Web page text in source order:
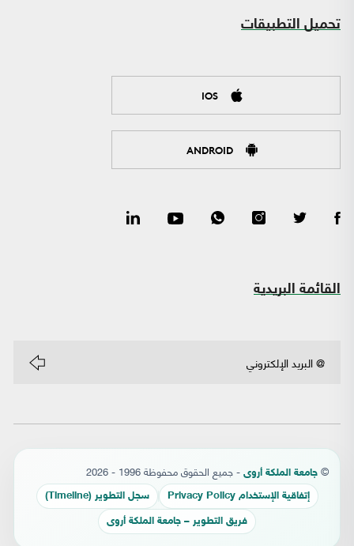
تحميل التطبيقات
IOS
ANDROID
القائمة البريدية
© جامعة الملكة أروى - جميع الحقوق محفوظة 1996 - 2026
إتفاقية الإستخدام Privacy Policy سجل التطوير (Timeline)
فريق التطوير – جامعة الملكة أروى